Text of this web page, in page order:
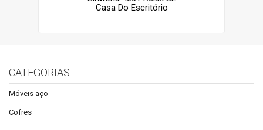
Casa Do Escritório
CATEGORIAS
Móveis aço
Cofres